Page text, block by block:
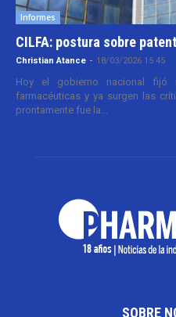
Informes
CILFA: postura sobre
Christian Atance - 18/03/2026 15:45
Hoy el gobierno nacional fijó
farmacéuticas y ya surgen las
prontamente fue la...
SOBRE